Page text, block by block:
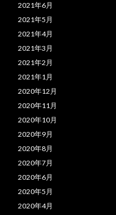
2021年6月
2021年5月
2021年4月
2021年3月
2021年2月
2021年1月
2020年12月
2020年11月
2020年10月
2020年9月
2020年8月
2020年7月
2020年6月
2020年5月
2020年4月